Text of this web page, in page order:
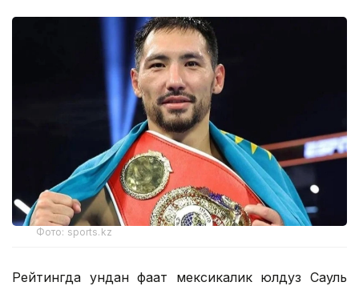
Фото: sports.kz
Рейтингда ундан фақат мексикалик юлдуз Сауль